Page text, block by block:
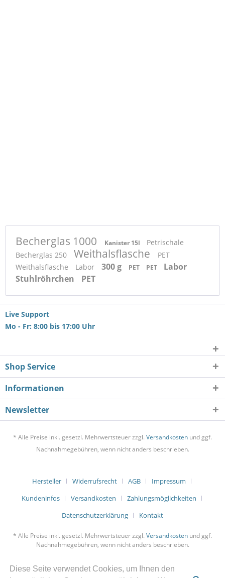
Diese Seite verwendet Cookies, um Ihnen den
Becherglas 1000 Kanister 15l
Petrischale
Becherglas 250
Weithalsflasche
PET
Weithalsflasche
Labor 300 g PET PET
Labor
Stuhlröhrchen
PET
Live Support
Mo - Fr: 8:00 bis 17:00 Uhr
Shop Service
Informationen
Newsletter
* Alle Preise inkl. gesetzl. Mehrwertsteuer zzgl. Versandkosten und ggf.
Nachnahmegebühren, wenn nicht anders beschrieben.
Hersteller Widerrufsrecht AGB
Impressum
Kundeninfos
Versandkosten
Zahlungsmöglichkeiten
Datenschutzerklärung
Kontakt
* Alle Preise inkl. gesetzl. Mehrwertsteuer zzgl. Versandkosten und ggf.
Nachnahmegebühren, wenn nicht anders beschrieben.